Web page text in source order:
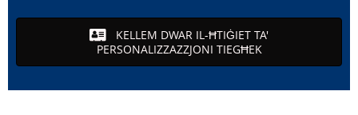
KELLEM DWAR IL-ĦTIĠIET TA'
PERSONALIZZAZZJONI TIEGĦEK